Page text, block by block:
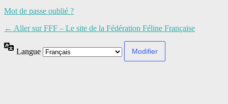
Mot de passe oublié ?
← Aller sur FFF – Le site de la Fédération Féline Française
Langue